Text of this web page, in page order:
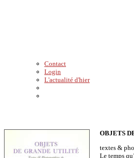
Contact
Login
L'actualité d'hier
OBJETS
textes &
Le temps